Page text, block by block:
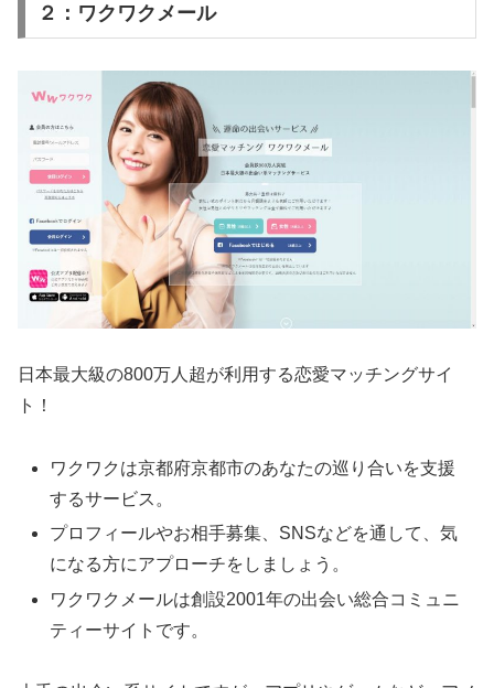
２：ワクワクメール
日本最大級の800万人超が利用する恋愛マッチングサイ
ト！
ワクワクは京都府京都市のあなたの巡り合いを支援
するサービス。
プロフィールやお相手募集、SNSなどを通して、気
になる方にアプローチをしましょう。
ワクワクメールは創設2001年の出会い総合コミュニ
ティーサイトです。